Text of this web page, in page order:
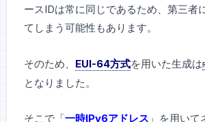
ースIDは常に同じであるため、第三者
てしまう可能性もあります。
そのため、 EUI-64方式を用いた生成は
となりました。
そこで「一時IPv6アドレス 」を用い